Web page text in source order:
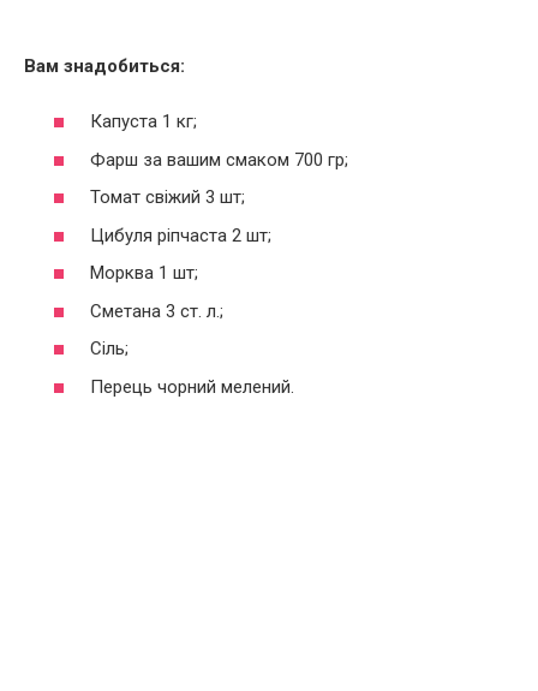
Вам знадобиться:
Капуста 1 кг;
Фарш за вашим смаком 700 гр;
Томат свіжий 3 шт;
Цибуля ріпчаста 2 шт;
Морква 1 шт;
Сметана 3 ст. л.;
Сіль;
Перець чорний мелений.